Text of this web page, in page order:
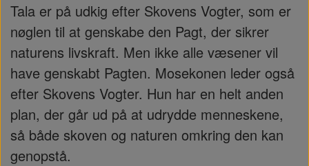
Tala er på udkig efter Skovens Vogter, som er
nøglen til at genskabe den Pagt, der sikrer
naturens livskraft. Men ikke alle væsener vil
have genskabt Pagten. Mosekonen leder også
efter Skovens Vogter. Hun har en helt anden
plan, der går ud på at udrydde menneskene,
så både skoven og naturen omkring den kan
genopstå.